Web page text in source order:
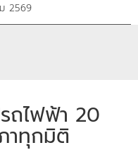
2569
ถไฟฟ้า 20
าทุกมิติ